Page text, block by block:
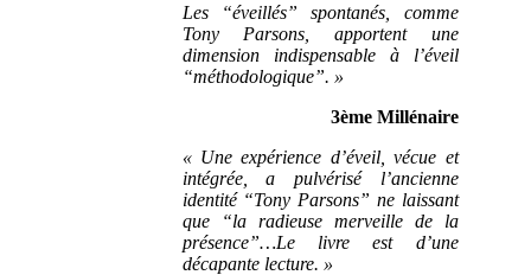
Les “éveillés” spontanés, comme
Tony Parsons, apportent une
dimension indispensable à l’éveil
“méthodologique”. »
3ème Millénaire
« Une expérience d’éveil, vécue et
intégrée, a pulvérisé l’ancienne
identité “Tony Parsons” ne laissant
que “la radieuse merveille de la
présence”…Le livre est d’une
décapante lecture. »